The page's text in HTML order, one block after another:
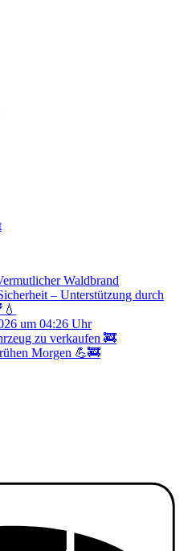
Waldbrand
– Unterstützung durch
um 04:26 Uhr
zu verkaufen 🚒
Morgen 💪🚒